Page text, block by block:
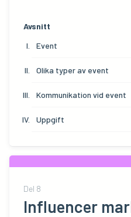
Avsnitt
Event
Olika typer av event
Kommunikation vid event
Uppgift
Del 8
Influencer